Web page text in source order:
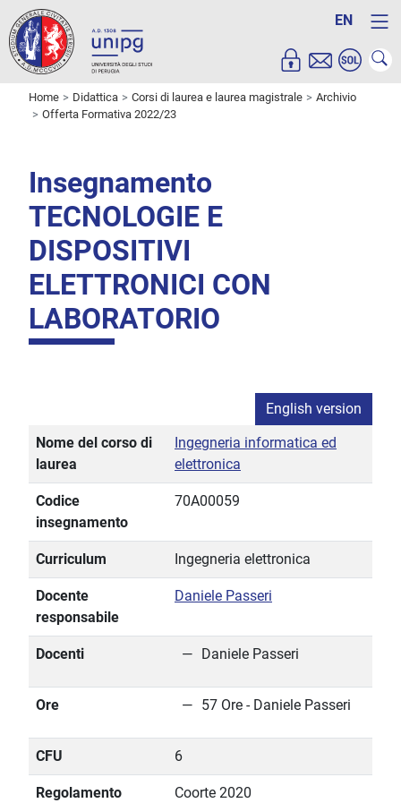
EN
Home Didattica Corsi di laurea e laurea magistrale
Archivio
Offerta Formativa 2022/23
Insegnamento
TECNOLOGIE E
DISPOSITIVI
ELETTRONICI CON
LABORATORIO
English version
Nome del corso di
laurea
Ingegneria informatica ed
elettronica
Codice
insegnamento
70A00059
Curriculum Ingegneria elettronica
Docente
responsabile
Daniele Passeri
Docenti Daniele Passeri
Ore 57 Ore - Daniele Passeri
CFU 6
Regolamento Coorte 2020